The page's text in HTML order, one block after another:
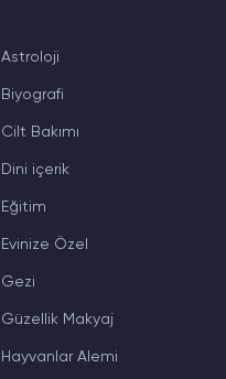
Astroloji
Biyografi
Cilt Bakımı
Dini içerik
Eğitim
Evinize Özel
Gezi
Güzellik Makyaj
Hayvanlar Alemi